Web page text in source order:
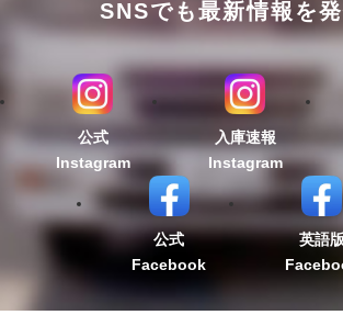
SNSでも最新情報を
公式
Instagram
入庫速報
Instagram
公式
Facebook
英語